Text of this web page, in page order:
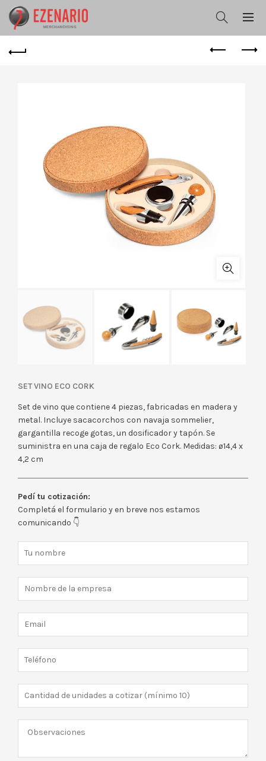
SET VINO ECO CORK
Set de vino que contiene 4 piezas, fabricadas en madera y
metal. Incluye sacacorchos con navaja sommelier,
gargantilla recoge gotas, un dosificador y tapón. Se
suministra en una caja de regalo Eco Cork. Medidas: ø14,4 x
4,2 cm
Pedí tu cotización:
Completá el formulario y en breve nos estamos
comunicando 👇